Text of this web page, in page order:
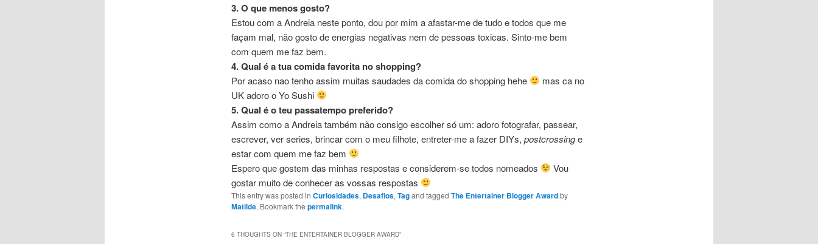
3. O que menos gosto?
Estou com a Andreia neste ponto, dou por mim a afastar-me de tudo e todos que me
façam mal, não gosto de energias negativas nem de pessoas toxicas. Sinto-me bem
com quem me faz bem.
4. Qual é a tua comida favorita no shopping?
Por acaso nao tenho assim muitas saudades da comida do shopping hehe
mas ca no
UK adoro o Yo Sushi
5. Qual é o teu passatempo preferido?
Assim como a Andreia também não consigo escolher só um: adoro fotografar, passear,
escrever, ver series, brincar com o meu filhote, entreter-me a fazer DIYs, postcrossinge
estar com quem me faz bem
Espero que gostem das minhas respostas e considerem-se todos nomeados
Vou
gostar muito de conhecer as vossas respostas
This entry was posted in Curiosidades, Desafios, Tagand tagged The Entertainer Blogger Awardby
Matilde. Bookmark the permalink.
6 THOUGHTS ON “THE ENTERTAINER BLOGGER AWARD”